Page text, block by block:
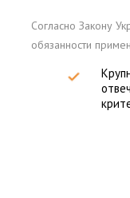
Согласно Закону
обязанности